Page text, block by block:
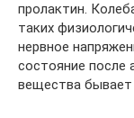
пролактин.
таких
нервное
состояние после
вещества бывает